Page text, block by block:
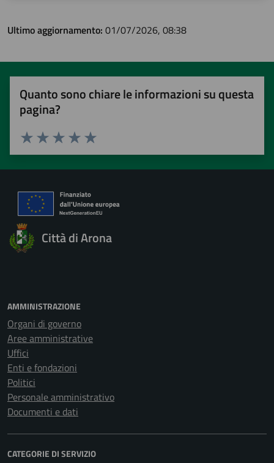
Ultimo aggiornamento: 01/07/2026, 08:38
Quanto sono chiare le informazioni su questa
pagina?
Valuta 5 stelle su 5
Valuta 4 stelle su 5
Valuta 3 stelle su 5
Valuta 2 stelle su 5
Valuta 1 stelle su 5
Città di Arona
AMMINISTRAZIONE
Organi di governo
Aree amministrative
Uffici
Enti e fondazioni
Politici
Personale amministrativo
Documenti e dati
CATEGORIE DI SERVIZIO